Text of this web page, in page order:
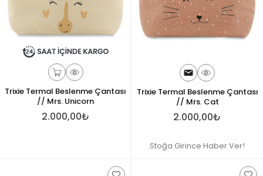
Trixie Termal Beslenme Çantası
// Mrs. Unicorn
2.000,00₺
Trixie Termal Beslenme Çantası
// Mrs. Cat
2.000,00₺
Stoğa Girince Haber Ver!